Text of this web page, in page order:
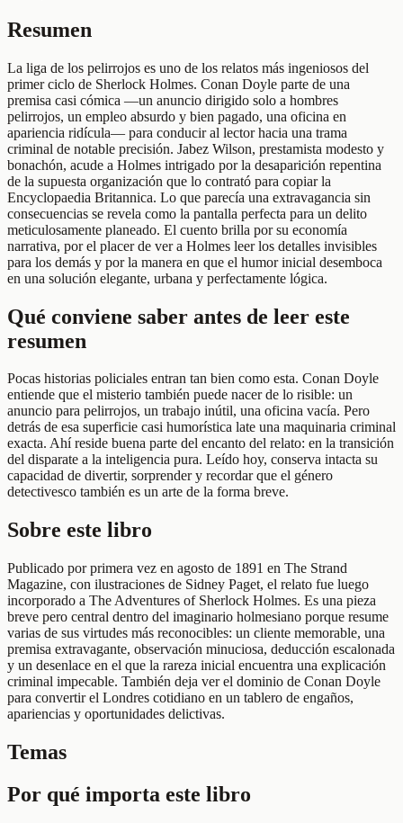
Resumen
La liga de los pelirrojos es uno de los relatos más ingeniosos del
primer ciclo de Sherlock Holmes. Conan Doyle parte de una
premisa casi cómica —un anuncio dirigido solo a hombres
pelirrojos, un empleo absurdo y bien pagado, una oficina en
apariencia ridícula— para conducir al lector hacia una trama
criminal de notable precisión. Jabez Wilson, prestamista modesto y
bonachón, acude a Holmes intrigado por la desaparición repentina
de la supuesta organización que lo contrató para copiar la
Encyclopaedia Britannica. Lo que parecía una extravagancia sin
consecuencias se revela como la pantalla perfecta para un delito
meticulosamente planeado. El cuento brilla por su economía
narrativa, por el placer de ver a Holmes leer los detalles invisibles
para los demás y por la manera en que el humor inicial desemboca
en una solución elegante, urbana y perfectamente lógica.
Qué conviene saber antes de leer este
resumen
Pocas historias policiales entran tan bien como esta. Conan Doyle
entiende que el misterio también puede nacer de lo risible: un
anuncio para pelirrojos, un trabajo inútil, una oficina vacía. Pero
detrás de esa superficie casi humorística late una maquinaria criminal
exacta. Ahí reside buena parte del encanto del relato: en la transición
del disparate a la inteligencia pura. Leído hoy, conserva intacta su
capacidad de divertir, sorprender y recordar que el género
detectivesco también es un arte de la forma breve.
Sobre este libro
Publicado por primera vez en agosto de 1891 en The Strand
Magazine, con ilustraciones de Sidney Paget, el relato fue luego
incorporado a The Adventures of Sherlock Holmes. Es una pieza
breve pero central dentro del imaginario holmesiano porque resume
varias de sus virtudes más reconocibles: un cliente memorable, una
premisa extravagante, observación minuciosa, deducción escalonada
y un desenlace en el que la rareza inicial encuentra una explicación
criminal impecable. También deja ver el dominio de Conan Doyle
para convertir el Londres cotidiano en un tablero de engaños,
apariencias y oportunidades delictivas.
Temas
Por qué importa este libro